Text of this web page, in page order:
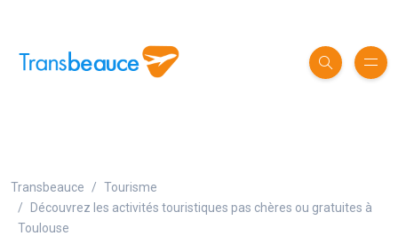
Transbeauce
Tourisme
Découvrez les activités touristiques pas chères ou gratuites à
Toulouse